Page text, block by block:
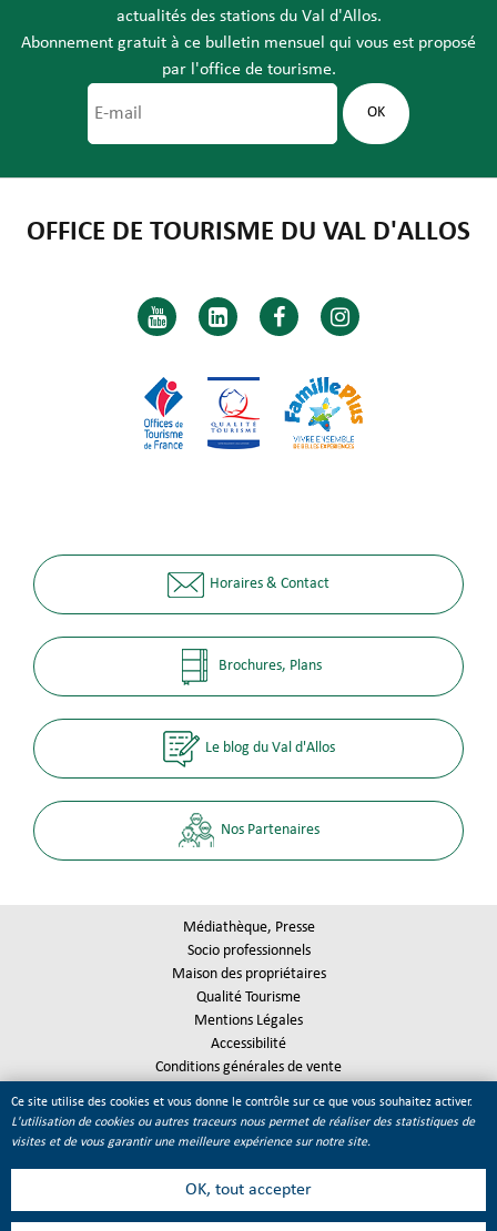
actualités des stations du Val d'Allos.
Abonnement gratuit à ce bulletin mensuel qui vous est proposé
par l'office de tourisme.
OFFICE DE TOURISME DU VAL D'ALLOS
Horaires & Contact
Brochures, Plans
Le blog du Val d'Allos
Nos Partenaires
Médiathèque, Presse
Socio professionnels
Maison des propriétaires
Qualité Tourisme
Mentions Légales
Accessibilité
Conditions générales de vente
Ce site utilise des cookies et vous donne le contrôle sur ce que vous souhaitez activer.
L'utilisation de cookies ou autres traceurs nous permet de réaliser des statistiques de
visites et de vous garantir une meilleure expérience sur notre site.
OK, tout accepter